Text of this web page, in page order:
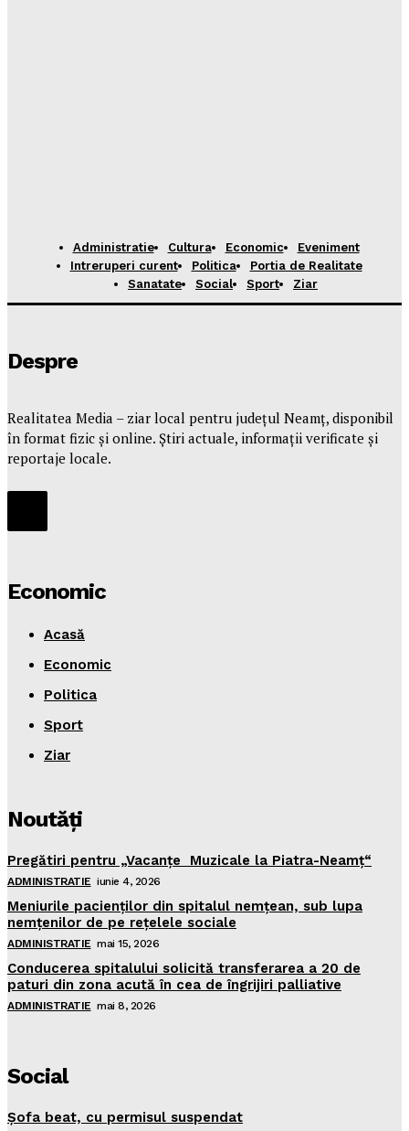
Administratie Cultura Economic
Eveniment
Intreruperi curent
Politica
Portia de Realitate
Sanatate
Social Sport Ziar
Despre
Realitatea Media – ziar local pentru județul Neamț, disponibil
în format fizic și online. Știri actuale, informații verificate și
reportaje locale.
Economic
Acasă
Economic
Politica
Sport
Ziar
Noutăţi
Pregătiri pentru „Vacanţe Muzicale la Piatra-Neamţ“
ADMINISTRATIE iunie 4, 2026
Meniurile pacienţilor din spitalul nemţean, sub lupa
nemţenilor de pe reţelele sociale
ADMINISTRATIE mai 15, 2026
Conducerea spitalului solicită transferarea a 20 de
paturi din zona acută în cea de îngrijiri palliative
ADMINISTRATIE mai 8, 2026
Social
Şofa beat, cu permisul suspendat